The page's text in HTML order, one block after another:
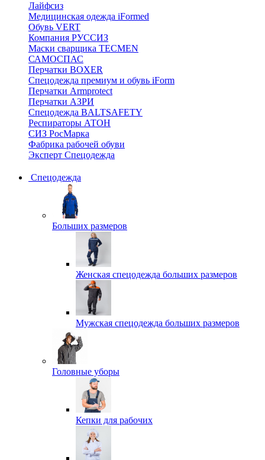
Лайфсиз
Медицинская одежда iFormed
Обувь VERT
Компания РУССИЗ
Маски сварщика TECMEN
САМОСПАС
Перчатки BOXER
Спецодежда премиум и обувь iForm
Перчатки Armprotect
Перчатки АЗРИ
Спецодежда BALTSAFETY
Респираторы АТОН
СИЗ РосМарка
Фабрика рабочей обуви
Эксперт Спецодежда
Спецодежда
Больших размеров
Женская спецодежда больших размеров
Мужская спецодежда больших размеров
Головные уборы
Кепки для рабочих